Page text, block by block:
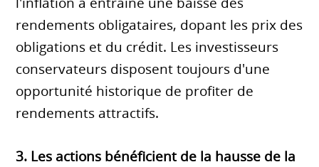
rendements obligataires, dopant les prix des
obligations et du crédit. Les investisseurs
conservateurs disposent toujours d'une
opportunité historique de profiter de
rendements attractifs.
3. Les actions bénéficient de la hausse de la